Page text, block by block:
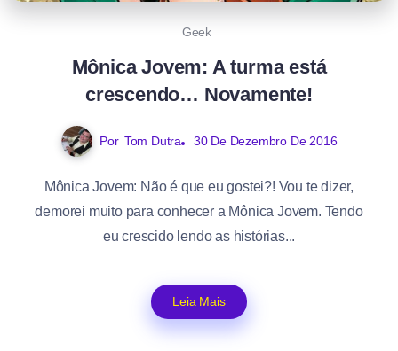
Geek
Mônica Jovem: A turma está
crescendo… Novamente!
Por Tom Dutra 30 De Dezembro De 2016
Mônica Jovem: Não é que eu gostei?! Vou te dizer,
demorei muito para conhecer a Mônica Jovem. Tendo
eu crescido lendo as histórias...
Leia Mais